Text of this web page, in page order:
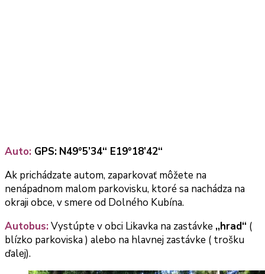
Auto: GPS: N49°5’34“ E19°18’42“
Ak prichádzate autom, zaparkovať môžete na
nenápadnom malom parkovisku, ktoré sa nachádza na
okraji obce, v smere od Dolného Kubína.
Autobus:Vystúpte v obci Likavka na zastávke ,,hrad“ (
blízko parkoviska ) alebo na hlavnej zastávke ( trošku
ďalej).